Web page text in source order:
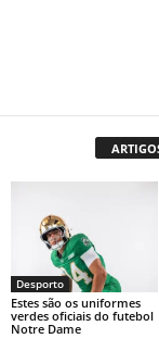
Desporto
Estes são os uniformes
verdes oficiais do futebol
Notre Dame